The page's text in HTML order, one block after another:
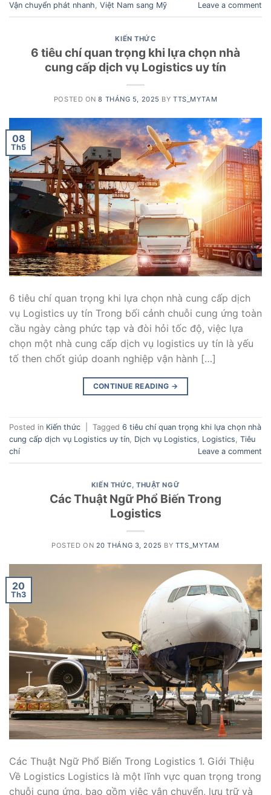
Vận chuyển phát nhanh, Việt Nam sang Mỹ Leave a comment
KIẾN THỨC
6 tiêu chí quan trọng khi lựa chọn nhà
cung cấp dịch vụ Logistics uy tín
POSTED ON8 THÁNG 5, 2025 BYTTS_MYTAM
08
Th5
6 tiêu chí quan trọng khi lựa chọn nhà cung cấp dịch
vụ Logistics uy tín Trong bối cảnh chuỗi cung ứng toàn
cầu ngày càng phức tạp và đòi hỏi tốc độ, việc lựa
chọn một nhà cung cấp dịch vụ logistics uy tín là yếu
tố then chốt giúp doanh nghiệp vận hành […]
CONTINUE READING →
Posted in Kiến thức Tagged 6 tiêu chí quan trọng khi lựa chọn nhà
cung cấp dịch vụ Logistics uy tín, Dịch vụ Logistics, Logistics, Tiêu
chí
Leave a comment
KIẾN THỨC ,THUẬT NGỮ
Các Thuật Ngữ Phổ Biến Trong
Logistics
POSTED ON 20 THÁNG 3, 2025 BY TTS_MYTAM
20
Th3
Các Thuật Ngữ Phổ Biến Trong Logistics 1. Giới Thiệu
Về Logistics Logistics là một lĩnh vực quan trọng trong
chuỗi cung ứng, bao gồm việc vận chuyển, lưu trữ và